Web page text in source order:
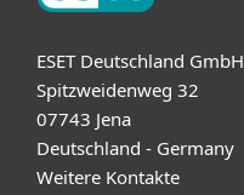
ESET Deutschland GmbH
Spitzweidenweg 32
07743 Jena
Deutschland - Germany
Weitere Kontakte